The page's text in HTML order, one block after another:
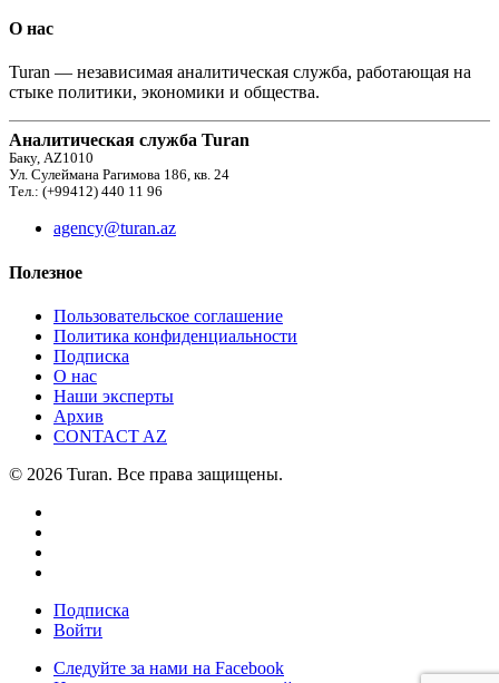
О нас
Turan — независимая аналитическая служба, работающая на
стыке политики, экономики и общества.
Аналитическая служба Turan
Баку, AZ1010
Ул. Сулеймана Рагимова 186, кв. 24
Тел.: (+99412) 440 11 96
agency@turan.az
Полезное
Пользовательское соглашение
Политика конфиденциальности
Подписка
О нас
Наши эксперты
Архив
CONTACT AZ
© 2026 Turan. Все права защищены.
Подписка
Войти
Следуйте за нами на Facebook